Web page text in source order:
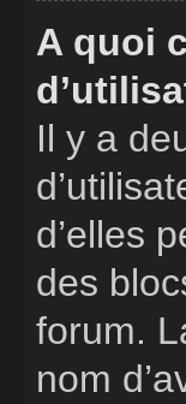
A quoi
Il y a
d’elles
des
forum.
nom